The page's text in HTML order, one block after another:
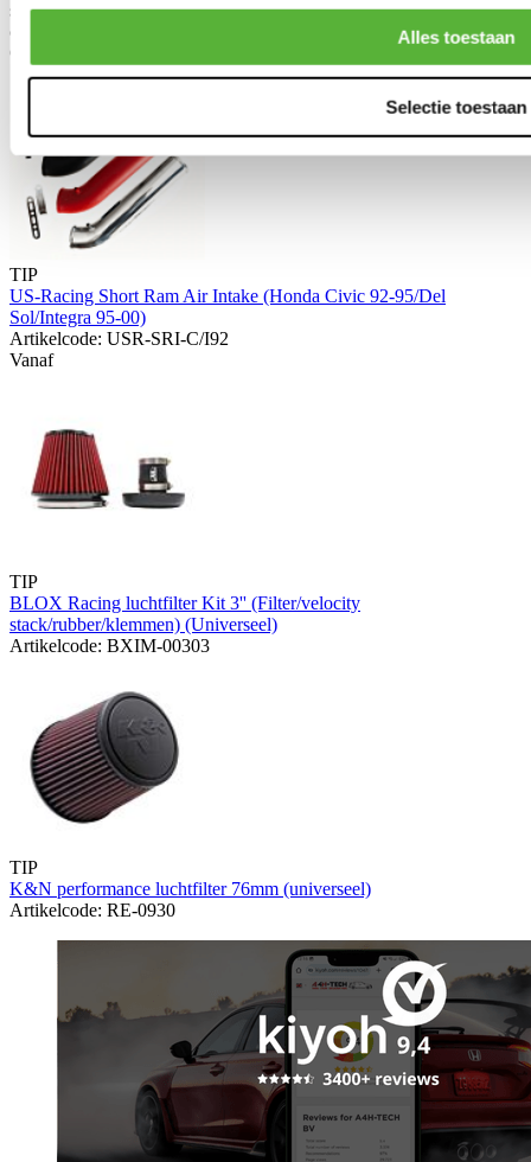
Alles toestaan
Selectie toestaan
specificaties, afbeelding of titel van het product te raadplegen, kun je
controleren of het geschikt is voor jouw auto.
Gerelateerde producten
TIP
US-Racing Short Ram Air Intake (Honda Civic 92-95/Del
Sol/Integra 95-00)
Artikelcode: USR-SRI-C/I92
Vanaf
TIP
BLOX Racing luchtfilter Kit 3'' (Filter/velocity
stack/rubber/klemmen) (Universeel)
Artikelcode: BXIM-00303
TIP
K&N performance luchtfilter 76mm (universeel)
Artikelcode: RE-0930